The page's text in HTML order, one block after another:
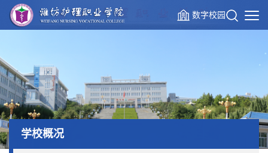
数字校园
学校概况